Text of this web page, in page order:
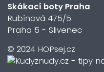
Skákací boty Praha
Rubínová 475/5
Praha 5 - Slivenec
© 2024 HOPsej.cz